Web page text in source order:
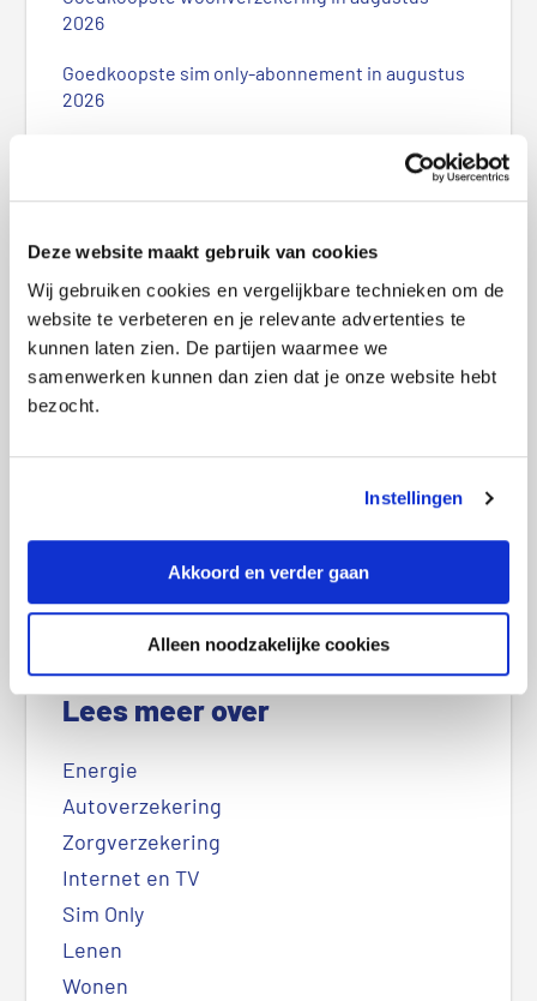
Deze website maakt gebruik van cookies
Wij gebruiken cookies en vergelijkbare technieken om de
website te verbeteren en je relevante advertenties te
kunnen laten zien. De partijen waarmee we
samenwerken kunnen dan zien dat je onze website hebt
bezocht.
Instellingen
Akkoord en verder gaan
Alleen noodzakelijke cookies
b
r
2026
Goedkoopste sim only-abonnement in augustus
2026
Speciaal voor jou zetten we exclusieve
deals en slimme bespaartips op een rij.
Meld je aan en begin met meteen besparen
op je vaste lasten. Lees onsprivacybeleid
Lees meer over
Energie
Autoverzekering
Zorgverzekering
Internet en TV
Sim Only
Lenen
Wonen